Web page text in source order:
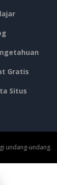
Gratis
Situs
undang-undang.